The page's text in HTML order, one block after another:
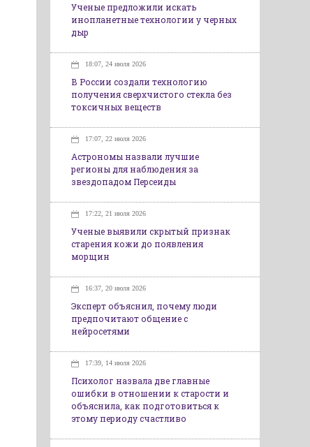
Ученые предложили искать
инопланетные технологии у черных
дыр
18:07, 24 июля 2026
В России создали технологию
получения сверхчистого стекла без
токсичных веществ
17:07, 22 июля 2026
Астрономы назвали лучшие
регионы для наблюдения за
звездопадом Персеиды
17:22, 21 июля 2026
Ученые выявили скрытый признак
старения кожи до появления
морщин
16:37, 20 июля 2026
Эксперт объяснил, почему люди
предпочитают общение с
нейросетями
17:39, 14 июля 2026
Психолог назвала две главные
ошибки в отношении к старости и
объяснила, как подготовиться к
этому периоду счастливо